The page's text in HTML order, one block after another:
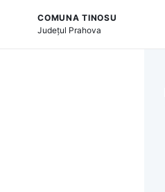
COMUNA TINOSU
Județul Prahova